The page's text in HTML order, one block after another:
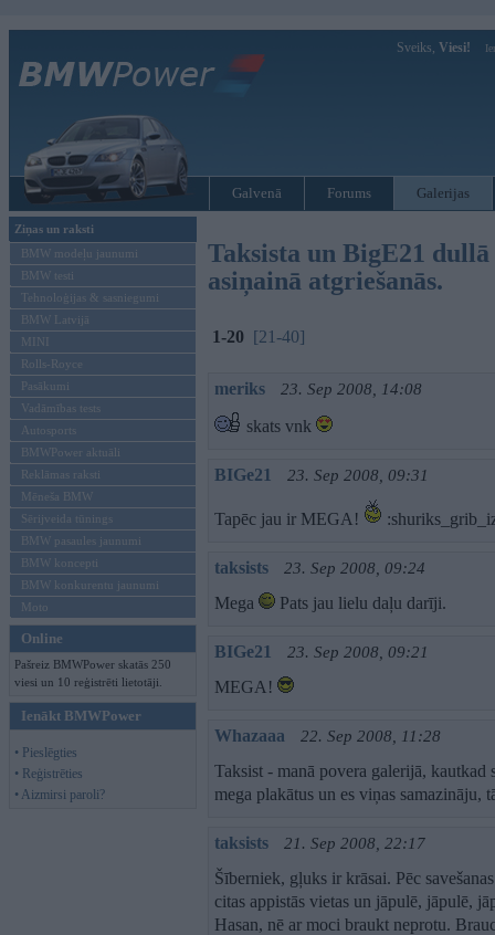
Sveiks, Viesi!
Galvenā Forums Galerijas
Ziņas un raksti
BMW modeļu jaunumi
BMW testi
Tehnoloģijas & sasniegumi
BMW Latvijā
MINI
Rolls-Royce
Pasākumi
Vadāmības tests
Autosports
BMWPower aktuāli
Reklāmas raksti
Mēneša BMW
Sērijveida tūnings
BMW pasaules jaunumi
BMW koncepti
BMW konkurentu jaunumi
Moto
Online
Pašreiz BMWPower skatās 250
viesi un 10 reģistrēti lietotāji.
Ienākt BMWPower
• Pieslēgties
• Reģistrēties
• Aizmirsi paroli?
Taksista un BigE21
asiņainā atgriešanās.
1-20 [21-40]
meriks 23. Sep 2008, 14:08
skats vnk
BIGe21 23. Sep 2008, 09:31
Tapēc jau ir MEGA!
taksists 23. Sep 2008, 09:24
Mega Pats jau lielu daļu darīji.
BIGe21 23. Sep 2008, 09:21
MEGA!
Whazaaa 22. Sep 2008, 11:28
Taksist - manā povera galerijā,
mega plakātus un es viņas samazināju,
taksists 21. Sep 2008, 22:17
Šīberniek, gļuks ir krāsai. Pēc
citas appistās vietas un jāpulē, jāpulē,
Hasan, nē ar moci braukt neprotu.